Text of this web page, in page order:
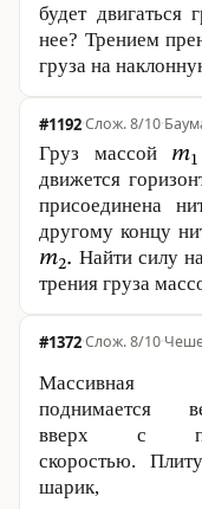
будет двигаться
нее? Трением
груза на
#1192· 8/10·
Груз массой
движется
присоединена
другому концу
Найти силу
трения груза
#1372· 8/10·
поднимается
вверх с
скоростью.
шарик,